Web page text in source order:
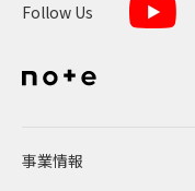
Follow Us
事業情報